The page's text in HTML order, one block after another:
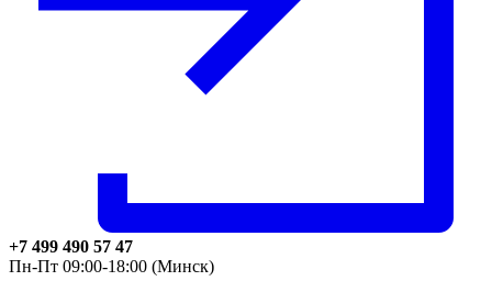
+7 499 490 57 47
Пн-Пт 09:00-18:00 (Минск)